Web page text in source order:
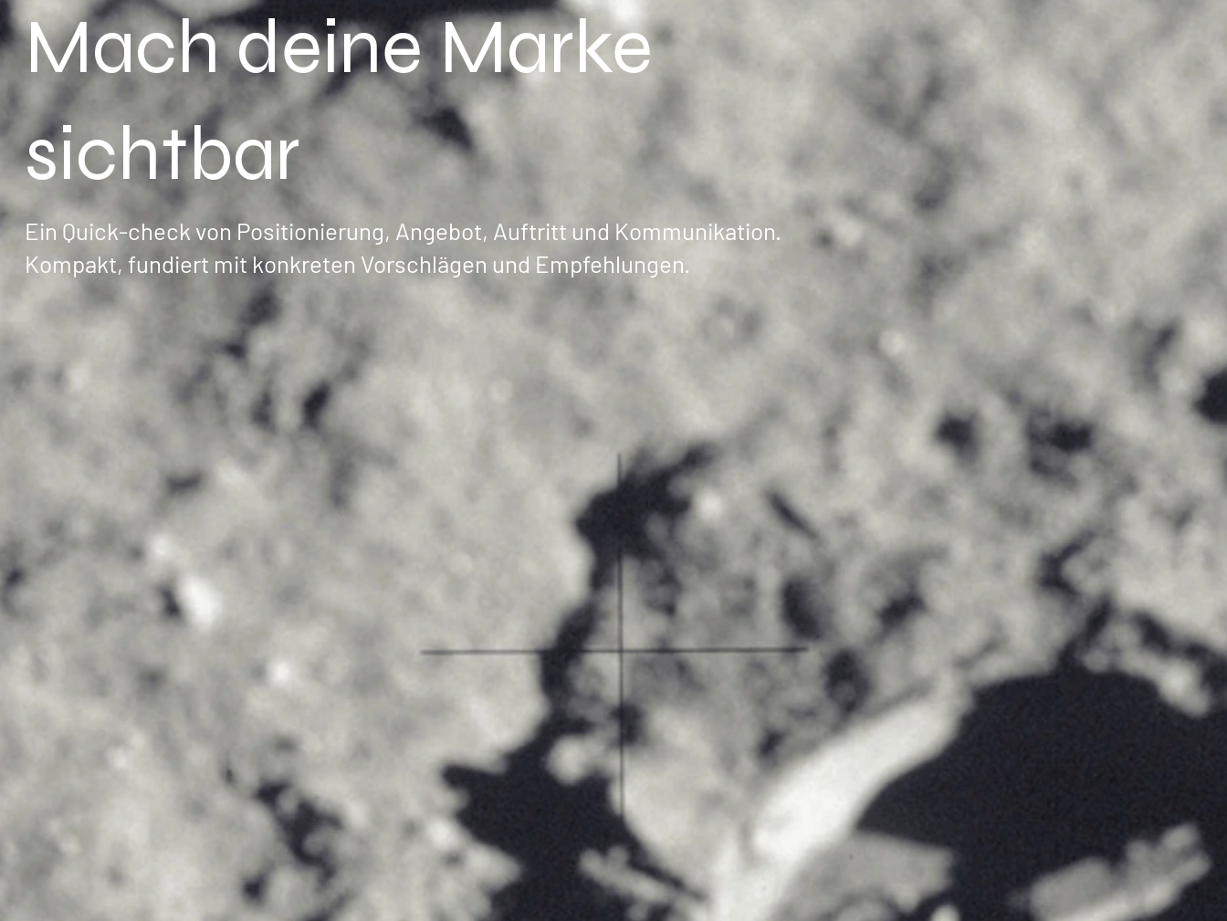
Mach deine Marke
sichtbar
Ein Quick-check von Positionierung, Angebot, Auftritt und Kommunikation.
Kompakt, fundiert mit konkreten Vorschlägen und Empfehlungen.